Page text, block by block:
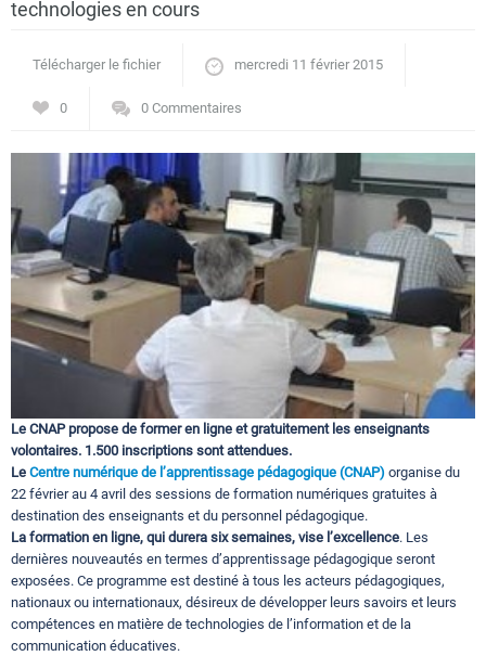
Actualités
Circuits touristiques
Tourisme
Régions
Evenements
Contact
technologies en cours
Télécharger le fichier mercredi 11 février 2015
0 0 Commentaires
Le CNAP propose de former en ligne et gratuitement les enseignants
volontaires. 1.500 inscriptions sont attendues.
Le Centre numérique de l’apprentissage pédagogique (CNAP) organise du
22 février au 4 avril des sessions de formation numériques gratuites à
destination des enseignants et du personnel pédagogique.
La formation en ligne, qui durera six semaines, vise l’excellence. Les
dernières nouveautés en termes d’apprentissage pédagogique seront
exposées. Ce programme est destiné à tous les acteurs pédagogiques,
nationaux ou internationaux, désireux de développer leurs savoirs et leurs
compétences en matière de technologies de l’information et de la
communication éducatives.